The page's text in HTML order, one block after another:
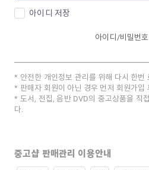
아이디 저장
아이디/비밀번호
안전한 개인정보 관리를 위해 다시 한번
판매자 회원이 아닌 경우 먼저 회원가입
도서, 전집, 음반 DVD의 중고상품을 직
다.
중고샵 판매관리 이용안내